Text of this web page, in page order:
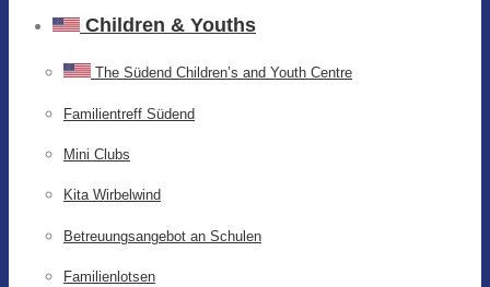
Children & Youths
The Südend Children’s and Youth Centre
Familientreff Südend
Mini Clubs
Kita Wirbelwind
Betreuungsangebot an Schulen
Familienlotsen